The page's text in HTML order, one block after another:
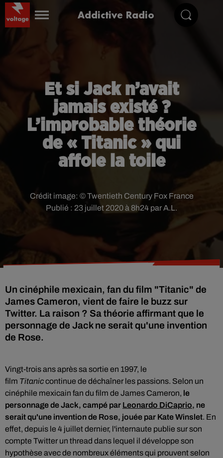
Addictive Radio
Et si Jack n’avait
jamais existé ?
L’improbable théorie
de « Titanic » qui
affole la toile
Publié : 23 juillet 2020 à 8h24 par A.L.
Crédit image: © Twentieth Century Fox France
Un cinéphile mexicain, fan du film "Titanic" de
James Cameron, vient de faire le buzz sur
Twitter. La raison ? Sa théorie affirmant que le
personnage de Jack ne serait qu'une invention
de Rose.
Vingt-trois ans après sa sortie en 1997, le
film Titaniccontinue de déchaîner les passions. Selon un
cinéphile mexicain fan du film de James Cameron, le
personnage de Jack, campé par Leonardo DiCaprio, ne
serait qu'une invention de Rose, jouée par Kate Winslet. En
effet, depuis le 4 juillet dernier, l'internaute publie sur son
compte Twitter un thread dans lequel il développe son
hypothèse avec de nombreux éléments qui prouvent selon